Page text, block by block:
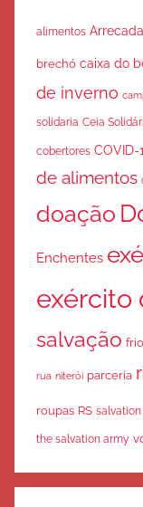
alimentos
brechó caixa do
de inverno
solidaria Ceia
cobertores COVID-
de alimentos
doação
Enchentes
exército
salvação frio
rua niterói parceria
roupas RS
the salvation army